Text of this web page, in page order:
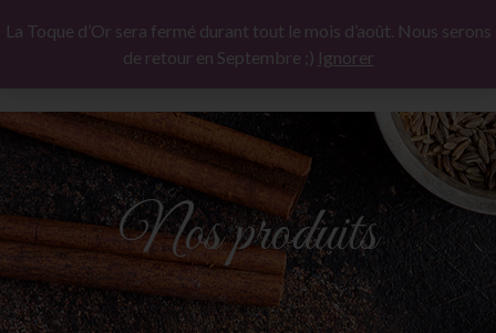
Nos produits
La Toque d’Or sera fermé durant tout le mois d’août. Nous serons
de retour en Septembre ;) Ignorer